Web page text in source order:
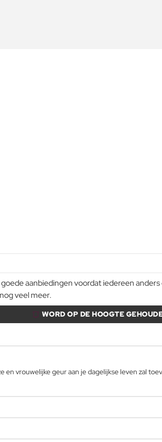
aanbiedingen voordat iedereen
veel meer.
WORD OP DE HOOGTE
vrouwelijke geur aan je dagelijkse leven zal